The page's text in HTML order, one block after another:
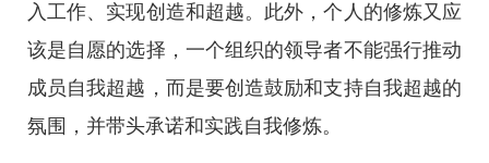
入工作、实现创造和超越。此外，个人的修炼又应
该是自愿的选择，一个组织的领导者不能强行推动
成员自我超越，而是要创造鼓励和支持自我超越的
氛围，并带头承诺和实践自我修炼。